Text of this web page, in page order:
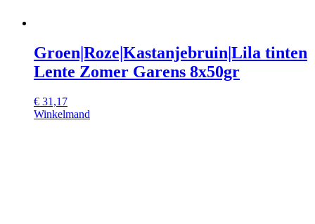
Groen|Roze|Kastanjebruin|Lila tinten
Lente Zomer Garens 8x50gr
€ 31,17
Winkelmand